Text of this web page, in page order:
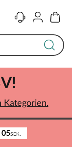
KontaktKonto
05SEK.
Kategorien.